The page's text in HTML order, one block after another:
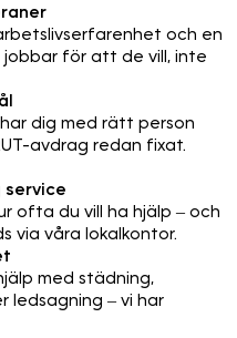
och en
jobbar för att de vill, inte
dig med rätt person
avdrag redan fixat.
service
ofta du vill ha hjälp – och
via våra lokalkontor.
med städning,
ledsagning – vi har